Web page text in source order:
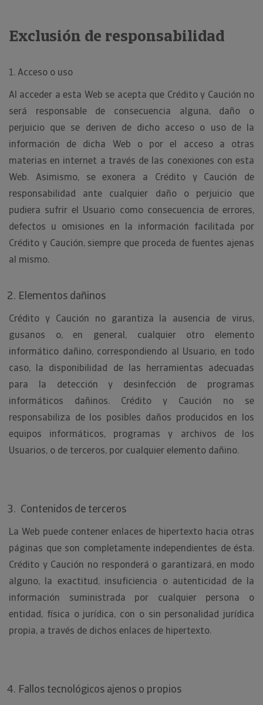
Exclusión de responsabilidad
1. Acceso o uso
Al acceder a esta Web se acepta que Crédito y Caución no
será responsable de consecuencia alguna, daño o
perjuicio que se deriven de dicho acceso o uso de la
información de dicha Web o por el acceso a otras
materias en internet a través de las conexiones con esta
Web. Asimismo, se exonera a Crédito y Caución de
responsabilidad ante cualquier daño o perjuicio que
pudiera sufrir el Usuario como consecuencia de errores,
defectos u omisiones en la información facilitada por
Crédito y Caución, siempre que proceda de fuentes ajenas
al mismo.
Elementos dañinos
Crédito y Caución no garantiza la ausencia de virus,
gusanos o, en general, cualquier otro elemento
informático dañino, correspondiendo al Usuario, en todo
caso, la disponibilidad de las herramientas adecuadas
para la detección y desinfección de programas
informáticos dañinos. Crédito y Caución no se
responsabiliza de los posibles daños producidos en los
equipos informáticos, programas y archivos de los
Usuarios, o de terceros, por cualquier elemento dañino.
Contenidos de terceros
La Web puede contener enlaces de hipertexto hacia otras
páginas que son completamente independientes de ésta.
Crédito y Caución no responderá o garantizará, en modo
alguno, la exactitud, insuficiencia o autenticidad de la
información suministrada por cualquier persona o
entidad, física o jurídica, con o sin personalidad jurídica
propia, a través de dichos enlaces de hipertexto.
Fallos tecnológicos ajenos o propios